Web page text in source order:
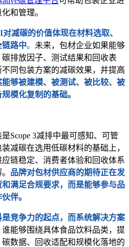
和管理。
减碳的价值体现在材料选取、
路中。 未来，包材企业如果能够
排放因子、测试结果和回收表
同包装方案的减碳效果，并提高
能够被建模、被测试、被比较、被
模化复制的基础。
Scope 3减排中最可感知、可管
减碳在选用低碳材料的基础上，
链稳定、消费者体验和回收体系
品牌对包材供应商的期待正在发
满足合规要求，而是能够参与品
伴。
竞争力的起点，而系统解决方案
谁能够围绕具体食品饮料品类，提
数据、回收适配和规模化落地的